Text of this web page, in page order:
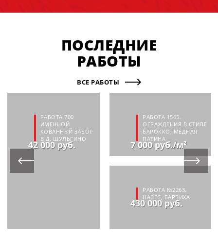
ПОСЛЕДНИЕ
РАБОТЫ
ВСЕ РАБОТЫ
РАБОТА 700
ИМЕННОЙ
КОВАННЫЙ ЗАБОР
В Д. ШУЛЬГИНО
42 000 руб.
РАБОТА 1565.
ОГРАЖДЕНИЯ В СТИЛЕ
БАРОККО, МЕДНАЯ
ПАТИНА
7 000 руб./м²
РАБОТА №2263.
НАВЕС, БАРВИХА
430 000 руб.